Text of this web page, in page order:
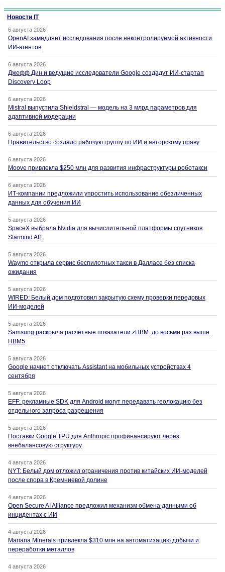
Новости IT
6 августа 2026
OpenAI замедляет исследования после неконтролируемой активности
ИИ-агентов
6 августа 2026
Джефф Дин и ведущие исследователи Google создадут ИИ-стартап
Discovery Loop
6 августа 2026
Mistral выпустила Shieldstral — модель на 3 млрд параметров для
адаптивной модерации
6 августа 2026
Правительство создало рабочую группу по ИИ и авторскому праву
6 августа 2026
Moove привлекла $250 млн для развития инфраструктуры роботакси
6 августа 2026
ИТ-компании предложили упростить использование обезличенных
данных для обучения ИИ
5 августа 2026
SpaceX выбрала Nvidia для вычислительной платформы спутников
Starmind AI1
5 августа 2026
Waymo открыла сервис беспилотных такси в Далласе без списка
ожидания
5 августа 2026
WIRED: Белый дом подготовил закрытую схему проверки передовых
ИИ-моделей
5 августа 2026
Samsung раскрыла расчётные показатели zHBM: до восьми раз выше
HBM5
5 августа 2026
Google начнет отключать Assistant на мобильных устройствах 4
сентября
5 августа 2026
EFF: рекламные SDK для Android могут передавать геолокацию без
отдельного запроса разрешения
5 августа 2026
Поставки Google TPU для Anthropic профинансируют через
внебалансовую структуру
4 августа 2026
NYT: Белый дом отложил ограничения против китайских ИИ-моделей
после спора в Кремниевой долине
4 августа 2026
Open Secure AI Alliance предложил механизм обмена данными об
инцидентах с ИИ
4 августа 2026
Mariana Minerals привлекла $310 млн на автоматизацию добычи и
переработки металлов
4 августа 2026